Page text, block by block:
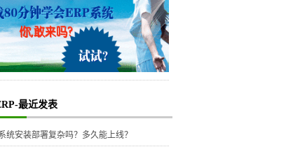
最近发表
统安装部署复杂吗？多久能上线？